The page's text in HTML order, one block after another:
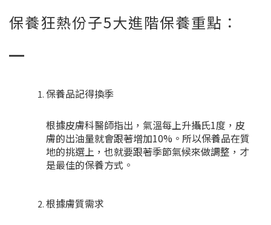
保養狂熱份子5大進階保養重點：
保養品記得換季
根據皮膚科醫師指出，氣溫每上升攝氏1度，皮
膚的出油量就會跟著增加10%。所以保養品在質
地的挑選上，也就要跟著季節氣候來做調整，才
是最佳的保養方式。
根據膚質需求